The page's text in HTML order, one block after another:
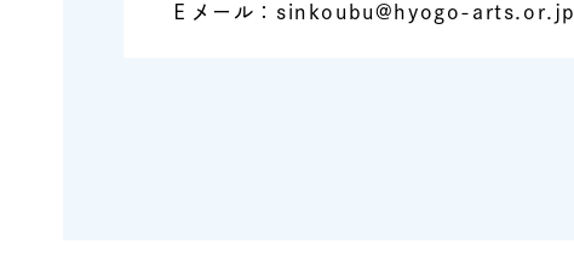
Ｅメール：sinkoubu@hyogo-arts.or.jp